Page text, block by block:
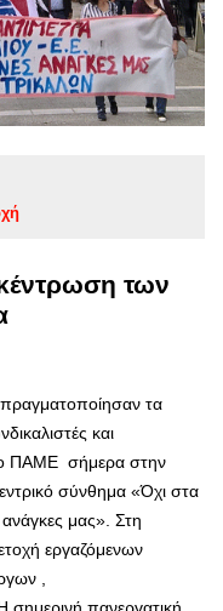
των
τα
και
ΠΑΜΕ σήμερα στην
σύνθημα «Όχι στα
ανάγκες μας». Στη
εργαζόμενων
,